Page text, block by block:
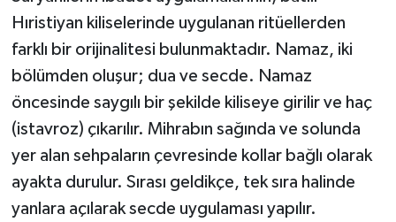
Hıristiyan kiliselerinde uygulanan ritüellerden
farklı bir orijinalitesi bulunmaktadır. Namaz, iki
bölümden oluşur; dua ve secde. Namaz
öncesinde saygılı bir şekilde kiliseye girilir ve haç
(istavroz) çıkarılır. Mihrabın sağında ve solunda
yer alan sehpaların çevresinde kollar bağlı olarak
ayakta durulur. Sırası geldikçe, tek sıra halinde
yanlara açılarak secde uygulaması yapılır.